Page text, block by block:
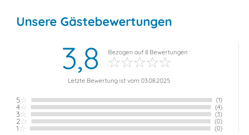
Unsere Gästebewertungen
3,8 Bezogen auf8 Bewertungen
Letzte Bewertung ist vom 03.08.2025
5 (1)
4 (4)
3 (3)
2 (0)
1 (0)